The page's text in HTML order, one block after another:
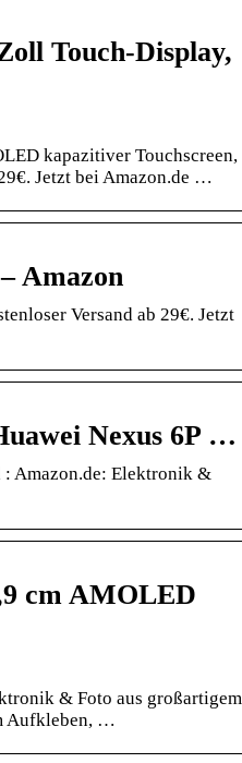
Touch-Display,
kapazitiver Touchscreen,
Jetzt bei Amazon.de …
Amazon
Versand ab 29€. Jetzt
Nexus 6P …
: Amazon.de: Elektronik &
cm AMOLED
& Foto aus großartigem
Aufkleben, …